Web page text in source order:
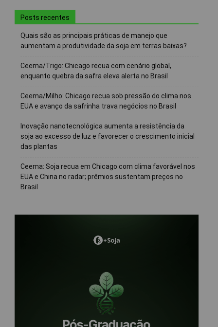
Posts recentes
Quais são as principais práticas de manejo que
aumentam a produtividade da soja em terras baixas?
Ceema/Trigo: Chicago recua com cenário global,
enquanto quebra da safra eleva alerta no Brasil
Ceema/Milho: Chicago recua sob pressão do clima nos
EUA e avanço da safrinha trava negócios no Brasil
Inovação nanotecnológica aumenta a resistência da
soja ao excesso de luz e favorecer o crescimento inicial
das plantas
Ceema: Soja recua em Chicago com clima favorável nos
EUA e China no radar; prêmios sustentam preços no
Brasil